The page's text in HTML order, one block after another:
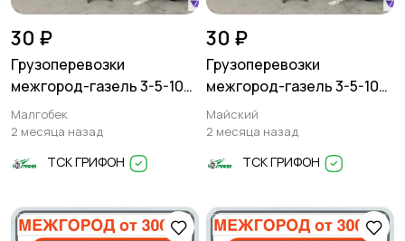
30 ₽
Грузоперевозки
межгород-газель 3-5-10
тонн
Малгобек
2 месяца назад
ТСК ГРИФОН
30 ₽
Грузоперевозки
межгород-газель 3-5-10
тонн
Майский
2 месяца назад
ТСК ГРИФОН